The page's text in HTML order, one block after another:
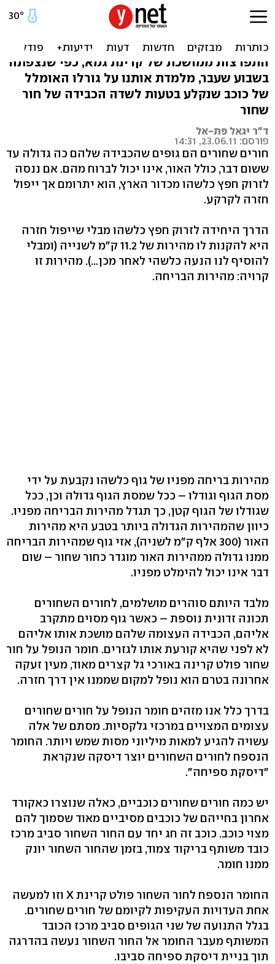
מה קורה כשחור שחור בולע
התפרצות ממושכת של קרינת גמא, כפי שנצפתה
בשבוע שעבר, מלמדת אותנו על גורלו האומלל
של כוכב שנקלע בטעות לשדה הכבידה של חור
שחור
ד"ר יגאל פת-אל
פורסם: 23.06.11, 14:31
חורים שחורים הם גופים שהכבידה שלהם כה גדולה עד
ששום דבר, כולל האור, אינו יכול לברוח מהם. אם ננסה
לזרוק חפץ כלשהו מכדור הארץ, הוא יתרומם אך ייפול
חזרה לקרקע.
הדרך היחידה לזרוק חפץ כלשהו מבלי שייפול חזרה
היא להקנות לו מהירות של 11.2 ק"מ לשנייה (ומבלי
להוסיף לנו הנעה כלשהי לאחר מכן…). מהירות זו
קרויה: מהירות הבריחה.
מהירות בריחה מפניו של גוף כלשהו נקבעת על ידי
מסת הגוף וגודלו – ככל שמסת הגוף גדולה וכן, ככל
שגודלו של הגוף קטן, כך תגדל מהירות הבריחה מפניו.
כיוון שהמהירות הגדולה ביותר בטבע היא מהירות
האור (300 אלף ק"מ לשניה), אזי גוף שמהירות הבריחה
ממנו גדולה ממהירות האור מוגדר כחור שחור – שום
דבר אינו יכול להימלט מפניו.
מלבד היותם סוהרים מושלמים, לחורים השחורים
תכונה זדונית נוספת – כאשר גוף מסוים מתקרב
אליהם, הכבידה העצומה שלהם מושכת אותו אליהם
לא לפני שהיא קורעת אותו לגזרים. חומר הנופל על חור
שחור פולט קרינה באורכי גל קצרים מאוד, מעין זעקה
אחרונה בטרם הוא נופל למקום שממנו אין דרך חזרה.
בדרך כלל אנו מזהים חומר הנופל על חורים שחורים
עצומים המצויים במרכזי גלקסיות. מסתם של אלה
עשויה להגיע למאות מיליוני מסות שמש ויותר. החומר
הנספח לחורים השחורים יוצר דיסקה שנקראת
"דיסקת ספיחה".
יש כמה חורים שחורים כוכביים, כאלה שנוצרו כאקורד
אחרון בחייהם של כוכבים מסיביים מאוד שסמוך להם
מצוי כוכב. כוכב זה חג יחד עם החור השחור סביב מרכז
כובד משותף בריקוד צמוד, בזמן שהחור השחור יונק
ממנו חומר.
החומר הנספח לחור השחור פולט קרינת X וזו למעשה
אחת העדויות העקיפות לקיומם של חורים שחורים.
בגלל התנועה של שני הגופים סביב מרכז הכובד
המשותף מעבר החומר אל החור השחור נעשה בהדרגה
תוך בניית דיסקת ספיחה סביבו.